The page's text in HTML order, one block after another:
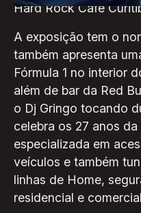
Hard Rock Cafe
A exposição tem o
também apresenta
Fórmula 1 no interior
além de bar da Red
o Dj Gringo tocando
celebra os 27 anos da
especializada em
veículos e também
linhas de Home,
residencial e